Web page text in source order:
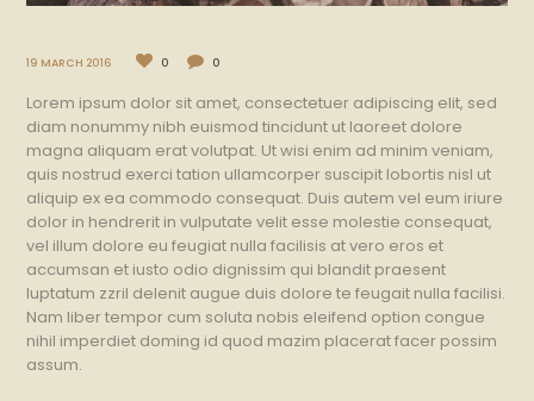
19 MARCH 2016 0 0
Lorem ipsum dolor sit amet, consectetuer adipiscing elit, sed
diam nonummy nibh euismod tincidunt ut laoreet dolore
magna aliquam erat volutpat. Ut wisi enim ad minim veniam,
quis nostrud exerci tation ullamcorper suscipit lobortis nisl ut
aliquip ex ea commodo consequat. Duis autem vel eum iriure
dolor in hendrerit in vulputate velit esse molestie consequat,
vel illum dolore eu feugiat nulla facilisis at vero eros et
accumsan et iusto odio dignissim qui blandit praesent
luptatum zzril delenit augue duis dolore te feugait nulla facilisi.
Nam liber tempor cum soluta nobis eleifend option congue
nihil imperdiet doming id quod mazim placerat facer possim
assum.